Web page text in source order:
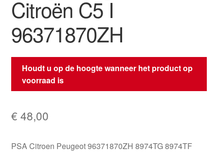
Citroën C5 I
96371870ZH
Houdt u op de hoogte wanneer het product op
voorraad is
€ 48,00
PSA Citroen Peugeot 96371870ZH 8974TG 8974TF